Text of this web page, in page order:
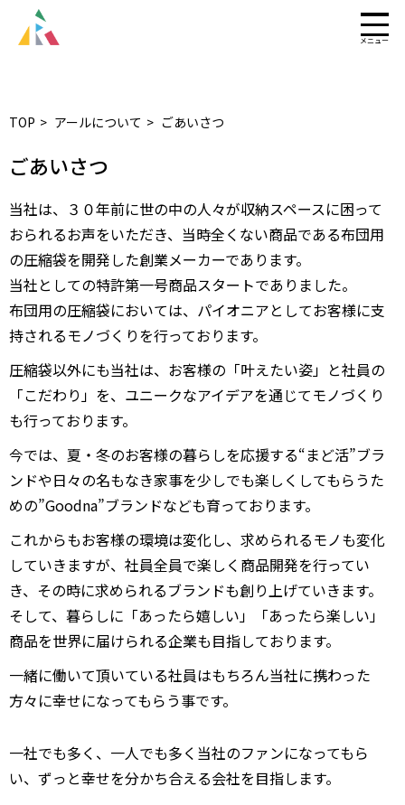
TOP アールについて ごあいさつ
ごあいさつ
当社は、３０年前に世の中の人々が収納スペースに困って
おられるお声をいただき、当時全くない商品である布団用
の圧縮袋を開発した創業メーカーであります。
当社としての特許第一号商品スタートでありました。
布団用の圧縮袋においては、パイオニアとしてお客様に支
持されるモノづくりを行っております。
圧縮袋以外にも当社は、お客様の「叶えたい姿」と社員の
「こだわり」を、ユニークなアイデアを通じてモノづくり
も行っております。
今では、夏・冬のお客様の暮らしを応援する“まど活”ブラ
ンドや日々の名もなき家事を少しでも楽しくしてもらうた
めの”Goodna”ブランドなども育っております。
これからもお客様の環境は変化し、求められるモノも変化
していきますが、社員全員で楽しく商品開発を行ってい
き、その時に求められるブランドも創り上げていきます。
そして、暮らしに「あったら嬉しい」「あったら楽しい」
商品を世界に届けられる企業も目指しております。
一緒に働いて頂いている社員はもちろん当社に携わった
方々に幸せになってもらう事です。
一社でも多く、一人でも多く当社のファンになってもら
い、ずっと幸せを分かち合える会社を目指します。